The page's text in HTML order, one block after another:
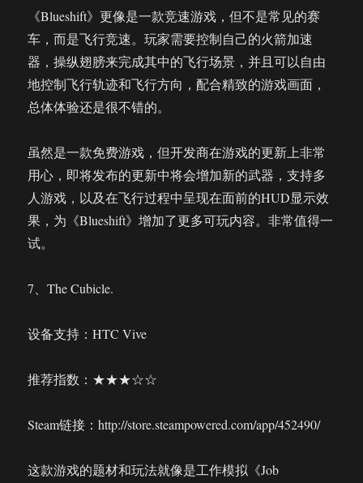
《Blueshift》更像是一款竞速游戏，但不是常见的赛
车，而是飞行竞速。玩家需要控制自己的火箭加速
器，操纵翅膀来完成其中的飞行场景，并且可以自由
地控制飞行轨迹和飞行方向，配合精致的游戏画面，
总体体验还是很不错的。
虽然是一款免费游戏，但开发商在游戏的更新上非常
用心，即将发布的更新中将会增加新的武器，支持多
人游戏，以及在飞行过程中呈现在面前的HUD显示效
果，为《Blueshift》增加了更多可玩内容。非常值得一
试。
7、The Cubicle.
设备支持：HTC Vive
推荐指数：★★★☆☆
Steam链接：http://store.steampowered.com/app/452490/
这款游戏的题材和玩法就像是工作模拟《Job